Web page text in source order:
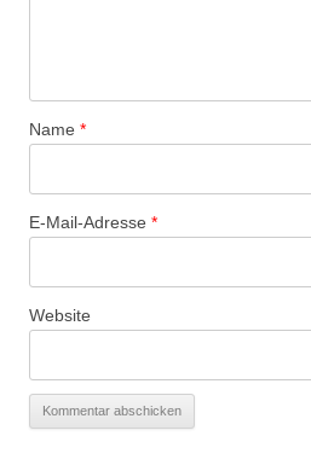
Name *
E-Mail-Adresse *
Website